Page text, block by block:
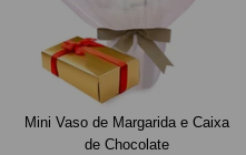
Mini Vaso de Margarida e Caixa
de Chocolate